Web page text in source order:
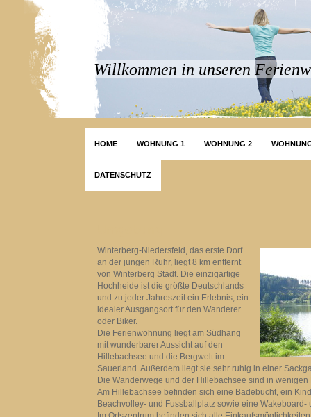
Willkommen in unseren
HOME WOHNUNG 1 WOHNUNG 2
DATENSCHUTZ
Winterberg-Niedersfeld, das erste Dorf
an der jungen Ruhr, liegt 8 km entfernt
von Winterberg Stadt. Die einzigartige
Hochheide ist die größte Deutschlands
und zu jeder Jahreszeit ein Erlebnis, ein
idealer Ausgangsort für den Wanderer
oder Biker.
Die Ferienwohnung liegt am Südhang
mit wunderbarer Aussicht auf den
Hillebachsee und die Bergwelt im
Sauerland. Außerdem liegt sie sehr ruhig in einer
Die Wanderwege und der Hillebachsee sind in
Am Hillebachsee befinden sich eine Badebucht, ein
Beachvolley- und Fussballplatz sowie eine Wakeboard-